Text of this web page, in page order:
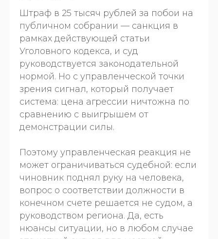
Штраф в 25 тысяч рублей за побои на
публичном собрании — санкция в
рамках действующей статьи
Уголовного кодекса, и суд
руководствуется законодательной
нормой. Но с управленческой точки
зрения сигнал, который получает
система: цена агрессии ничтожна по
сравнению с выигрышем от
демонстрации силы.
Поэтому управленческая реакция не
может ограничиваться судебной: если
чиновник поднял руку на человека,
вопрос о соответствии должности в
конечном счете решается не судом, а
руководством региона. Да, есть
нюансы ситуации, но в любом случае